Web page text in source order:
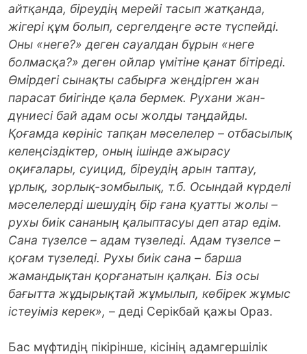
айтқанда, біреудің мерейі тасып жатқанда,
жігері құм болып, сергелдеңге әсте түспейді.
Оны «неге?» деген сауалдан бұрын «неге
болмасқа?» деген ойлар үмітіне қанат бітіреді.
Өмірдегі сынақты сабырға жеңдірген жан
парасат биігінде қала бермек. Рухани жан-
дүниесі бай адам осы жолды таңдайды.
Қоғамда көрініс тапқан мәселелер – отбасылық
келеңсіздіктер, оның ішінде ажырасу
оқиғалары, суицид, біреудің арын таптау,
ұрлық, зорлық-зомбылық, т.б. Осындай күрделі
мәселелерді шешудің бір ғана қуатты жолы –
рухы биік сананың қалыптасуы деп атар едім.
Сана түзелсе – адам түзе­леді. Адам түзелсе –
қоғам түзеледі. Рухы биік сана – барша
жамандықтан қор­ғанатын қалқан. Біз осы
бағытта жұды­рықтай жұмылып, көбірек жұмыс
істеуі­міз керек», – деді Серікбай қажы Ораз.
Бас мүфтидің пікірінше, кісінің адамгершілік